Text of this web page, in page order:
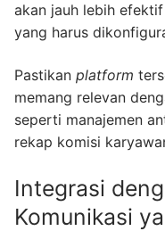
akan jauh lebih
yang harus
Pastikan platform
memang relevan
seperti manajemen
rekap komisi
Integrasi
Komunikasi